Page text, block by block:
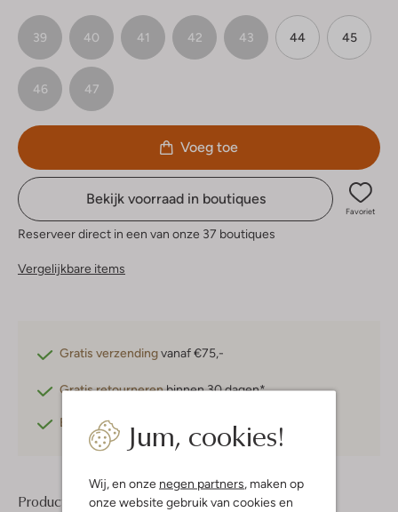
Jum, cookies!
Wij, en onze negen partners, maken op
onze website gebruik van cookies en
39 40 41 42 43 44 45
46 47
Voeg toe
Bekijk voorraad in boutiques
Favoriet
Reserveer direct in een van onze 37 boutiques
Vergelijkbare items
Gratis verzendingvanaf €75,-
Gratis retournerenbinnen 30 dagen*
Betaal achteraf
Product informatie